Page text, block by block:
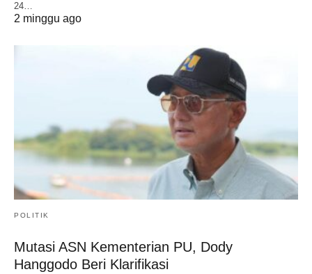
24…
2 minggu ago
POLITIK
Mutasi ASN Kementerian PU, Dody
Hanggodo Beri Klarifikasi